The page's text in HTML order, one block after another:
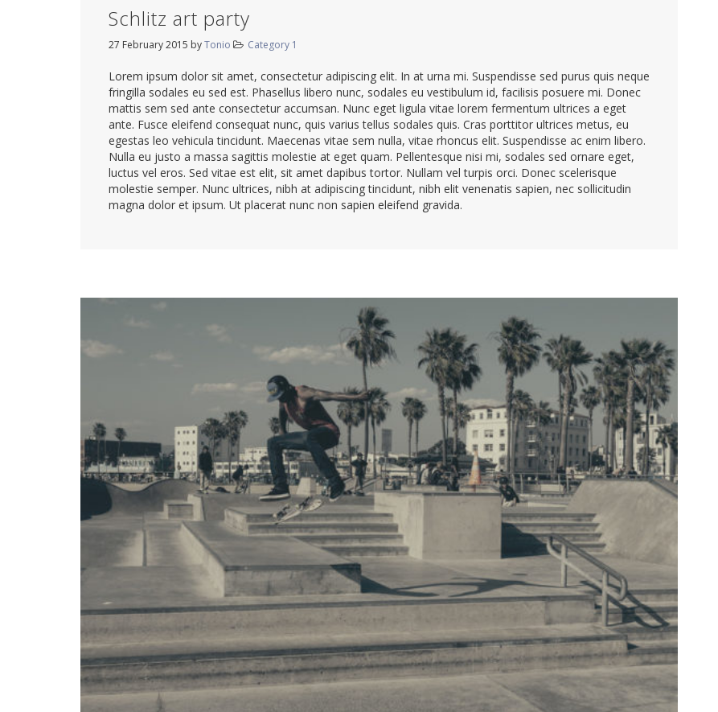
Schlitz art party
27 February 2015 byTonio Category 1
Lorem ipsum dolor sit amet, consectetur adipiscing elit. In at urna mi. Suspendisse sed purus quis neque
fringilla sodales eu sed est. Phasellus libero nunc, sodales eu vestibulum id, facilisis posuere mi. Donec
mattis sem sed ante consectetur accumsan. Nunc eget ligula vitae lorem fermentum ultrices a eget
ante. Fusce eleifend consequat nunc, quis varius tellus sodales quis. Cras porttitor ultrices metus, eu
egestas leo vehicula tincidunt. Maecenas vitae sem nulla, vitae rhoncus elit. Suspendisse ac enim libero.
Nulla eu justo a massa sagittis molestie at eget quam. Pellentesque nisi mi, sodales sed ornare eget,
luctus vel eros. Sed vitae est elit, sit amet dapibus tortor. Nullam vel turpis orci. Donec scelerisque
molestie semper. Nunc ultrices, nibh at adipiscing tincidunt, nibh elit venenatis sapien, nec sollicitudin
magna dolor et ipsum. Ut placerat nunc non sapien eleifend gravida.